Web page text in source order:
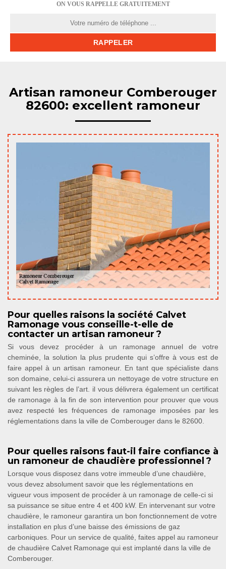
ON VOUS RAPPELLE GRATUITEMENT
Artisan ramoneur Comberouger
82600: excellent ramoneur
Pour quelles raisons la société Calvet
Ramonage vous conseille-t-elle de
contacter un artisan ramoneur ?
Si vous devez procéder à un ramonage annuel de votre
cheminée, la solution la plus prudente qui s’offre à vous est de
faire appel à un artisan ramoneur. En tant que spécialiste dans
son domaine, celui-ci assurera un nettoyage de votre structure en
suivant les règles de l’art. il vous délivrera également un certificat
de ramonage à la fin de son intervention pour prouver que vous
avez respecté les fréquences de ramonage imposées par les
réglementations dans la ville de Comberouger dans le 82600.
Pour quelles raisons faut-il faire confiance à
un ramoneur de chaudière professionnel ?
Lorsque vous disposez dans votre immeuble d’une chaudière,
vous devez absolument savoir que les réglementations en
vigueur vous imposent de procéder à un ramonage de celle-ci si
sa puissance se situe entre 4 et 400 kW. En intervenant sur votre
chaudière, le ramoneur garantira un bon fonctionnement de votre
installation en plus d’une baisse des émissions de gaz
carboniques. Pour un service de qualité, faites appel au ramoneur
de chaudière Calvet Ramonage qui est implanté dans la ville de
Comberouger.